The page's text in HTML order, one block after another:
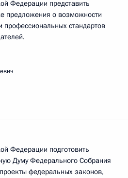
Федерации представить
предложения о возможности
профессиональных стандартов
Федерации подготовить
Думу Федерального Собрания
федеральных законов,